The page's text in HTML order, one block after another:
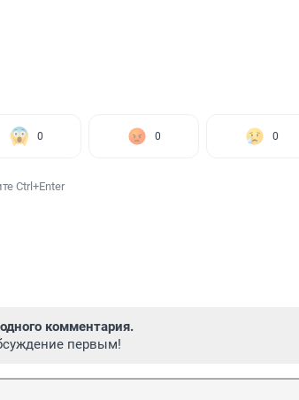
0 0 0
Ctrl+Enter
комментария.
первым!